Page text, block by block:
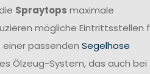
Spraytops maximale
mögliche Eintrittsstellen
passenden Segelhose
Ölzeug-System, das auch bei